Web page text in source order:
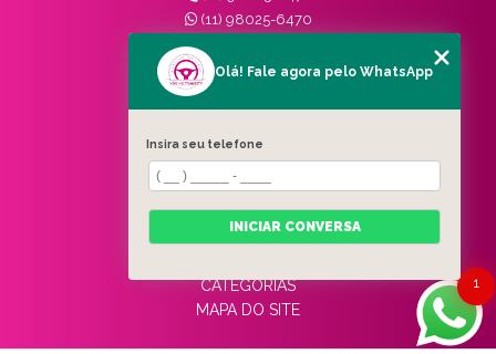
(11) 98025-6470
contato@vivinotransito.com.br
SIGA-NOS!
MENU
HOME
QUEM SOMOS
SERVIÇOS
BLOG
CATEGORIAS
MAPA DO SITE
1
Olá! Fale agora pelo WhatsApp
Insira seu telefone
INICIAR CONVERSA